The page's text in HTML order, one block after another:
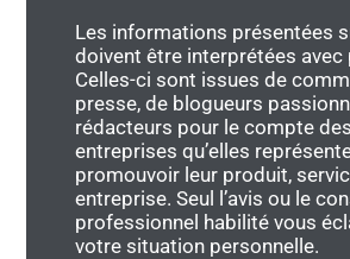
Les informations présentées
doivent être interprétées avec
Celles-ci sont issues de
presse, de blogueurs
rédacteurs pour le compte des
entreprises qu’elles
promouvoir leur produit,
entreprise. Seul l’avis ou le
professionnel habilité vous
votre situation personnelle.